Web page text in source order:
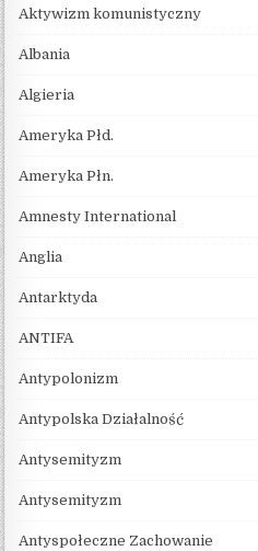
Aktywizm komunistyczny
Albania
Algieria
Ameryka Płd.
Ameryka Płn.
Amnesty International
Anglia
Antarktyda
ANTIFA
Antypolonizm
Antypolska Działalność
Antysemityzm
Antysemityzm
Antyspołeczne Zachowanie